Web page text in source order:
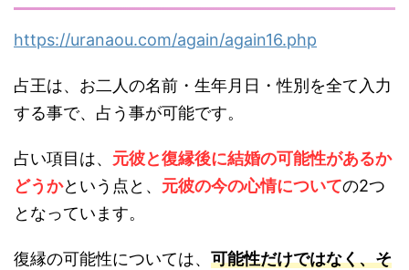
https://uranaou.com/again/again16.php
占王は、お二人の名前・生年月日・性別を全て入力
する事で、占う事が可能です。
占い項目は、 元彼と復縁後に結婚の可能性があるか
どうかという点と、 元彼の今の心情についての2つ
となっています。
復縁の可能性については、 可能性だけではなく、そ